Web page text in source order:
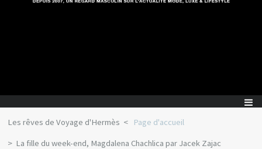
Les rêves de Voyage d'Hermès
Page d'accueil
La fille du week-end, Magdalena Chachlica par Jacek Zajac